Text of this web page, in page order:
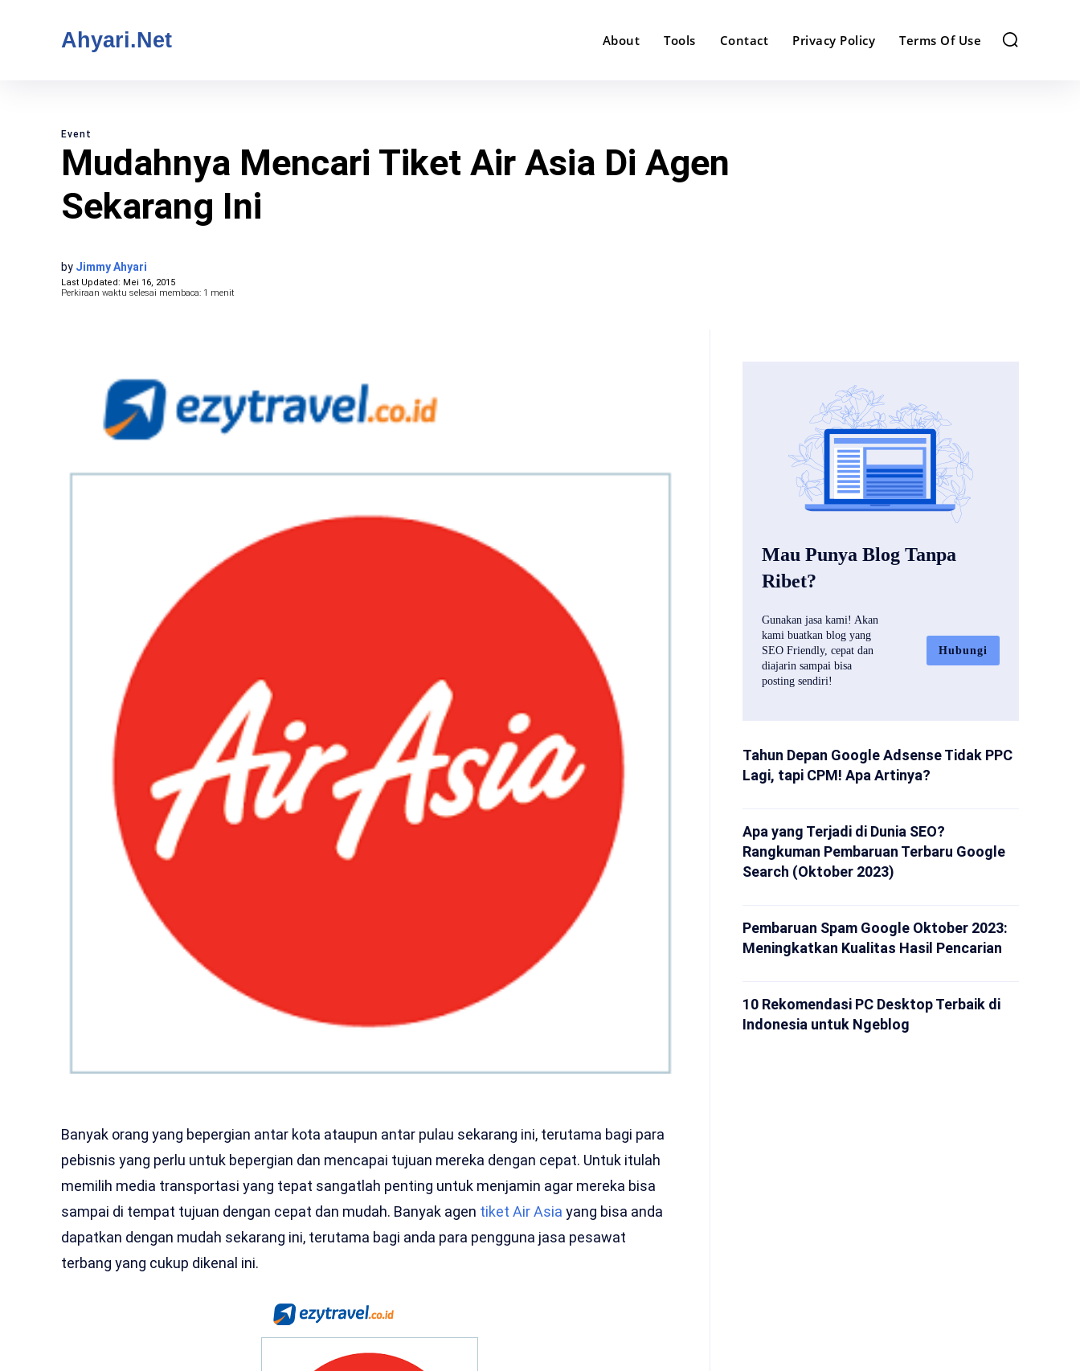
Ahyari.Net About Tools Contact Privacy Policy Terms Of Use
Event
Mudahnya Mencari Tiket Air Asia Di Agen
Sekarang Ini
by Jimmy Ahyari
Last Updated: Mei 16, 2015
Perkiraan waktu selesai membaca: 1 menit
Banyak orang yang bepergian antar kota ataupun antar pulau sekarang ini, terutama bagi para
pebisnis yang perlu untuk bepergian dan mencapai tujuan mereka dengan cepat. Untuk itulah
memilih media transportasi yang tepat sangatlah penting untuk menjamin agar mereka bisa
sampai di tempat tujuan dengan cepat dan mudah. Banyak agen tiket Air Asia yang bisa anda
dapatkan dengan mudah sekarang ini, terutama bagi anda para pengguna jasa pesawat
terbang yang cukup dikenal ini.
Mau Punya Blog Tanpa
Ribet?
Gunakan jasa kami! Akan
kami buatkan blog yang
SEO Friendly, cepat dan
diajarin sampai bisa
posting sendiri!
Hubungi
Tahun Depan Google Adsense Tidak PPC
Lagi, tapi CPM! Apa Artinya?
Apa yang Terjadi di Dunia SEO?
Rangkuman Pembaruan Terbaru Google
Search (Oktober 2023)
Pembaruan Spam Google Oktober 2023:
Meningkatkan Kualitas Hasil Pencarian
10 Rekomendasi PC Desktop Terbaik di
Indonesia untuk Ngeblog